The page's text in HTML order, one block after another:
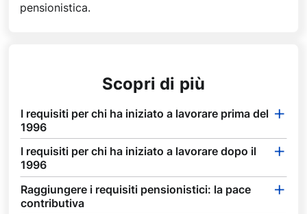
pensionistica.
Scopri di più
I requisiti per chi ha iniziato a lavorare prima del
1996
I requisiti per chi ha iniziato a lavorare dopo il
1996
Raggiungere i requisiti pensionistici: la pace
contributiva